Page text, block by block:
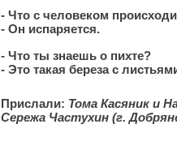
- Что с человеком
- Он испаряется.
- Что ты знаешь о пихте?
- Это такая береза с
Прислали: Тома Касяник и
Сережа Частухин (г.